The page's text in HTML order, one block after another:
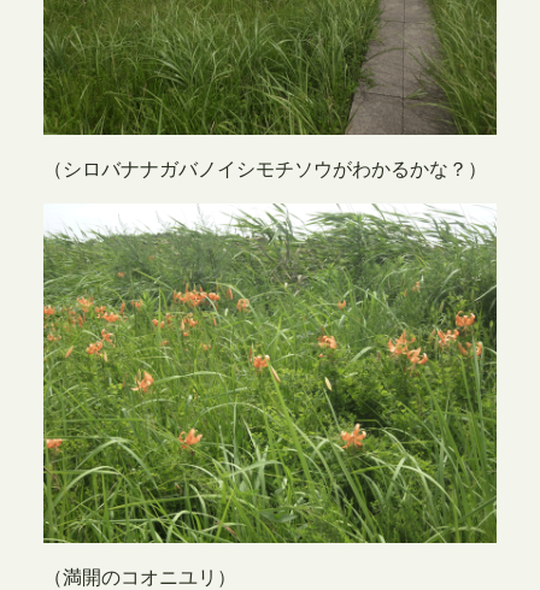
（シロバナナガバノイシモチソウがわかるかな？）
（満開のコオニユリ）